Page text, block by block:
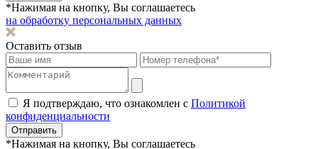
*Нажимая на кнопку, Вы соглашаетесь
на обработку персональных данных
Оставить отзыв
Я подтверждаю, что ознакомлен с Политикой
конфиденциальности
Отправить
*Нажимая на кнопку, Вы соглашаетесь